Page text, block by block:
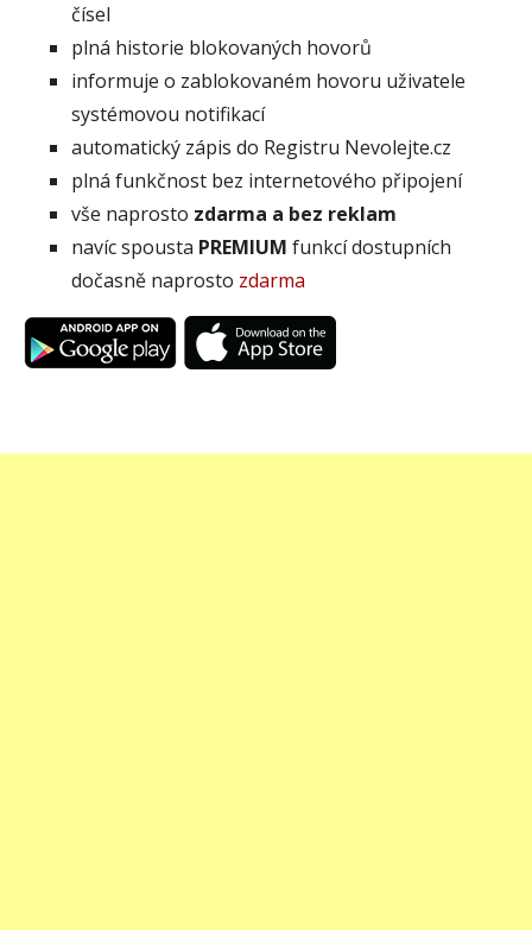
čísel
plná historie blokovaných hovorů
informuje o zablokovaném hovoru uživatele
systémovou notifikací
automatický zápis do Registru Nevolejte.cz
plná funkčnost bez internetového připojení
vše naprosto zdarma a bez reklam
navíc spousta PREMIUM funkcí dostupních
dočasně naprosto zdarma